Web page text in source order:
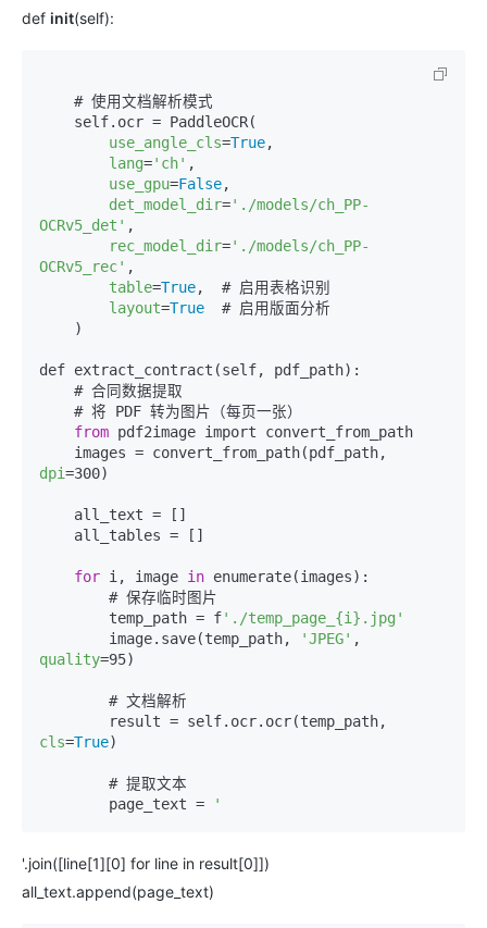
def init(self):
use_angle_cls=True,
lang='ch' ,
use_gpu=False,
det_model_dir='./models/ch_PP-
OCRv5_det' ,
rec_model_dir='./models/ch_PP-
OCRv5_rec' ,
table=True,  # 启用表格识别
layout=True
  # 启用版面分析
def extract_contract(self, pdf_path):
from pdf2image import convert_from_path
dpi=300)
for i, image in enumerate(images):
        temp_path = f
'./temp_page_{i}.jpg'
        image.save(temp_path,
'JPEG'
quality=95)
cls=True)
        page_text =
'.join([line[1][0] for line in result[0]])
all_text.append(page_text)